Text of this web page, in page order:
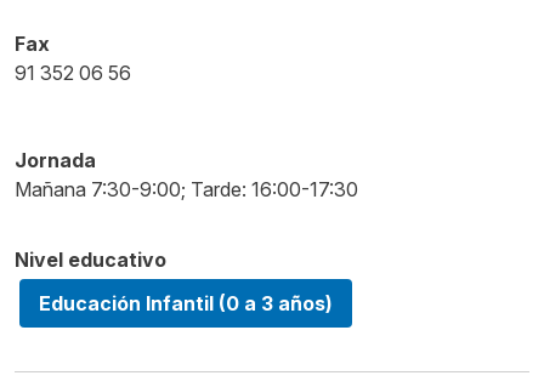
Fax
91 352 06 56
Jornada
Mañana 7:30-9:00; Tarde: 16:00-17:30
Nivel educativo
Educación Infantil (0 a 3 años)